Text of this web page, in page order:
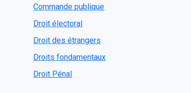
Commande publique
Droit électoral
Droit des étrangers
Droits fondamentaux
Droit Pénal